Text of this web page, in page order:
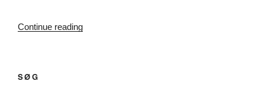
Continue reading“#165.
SØG